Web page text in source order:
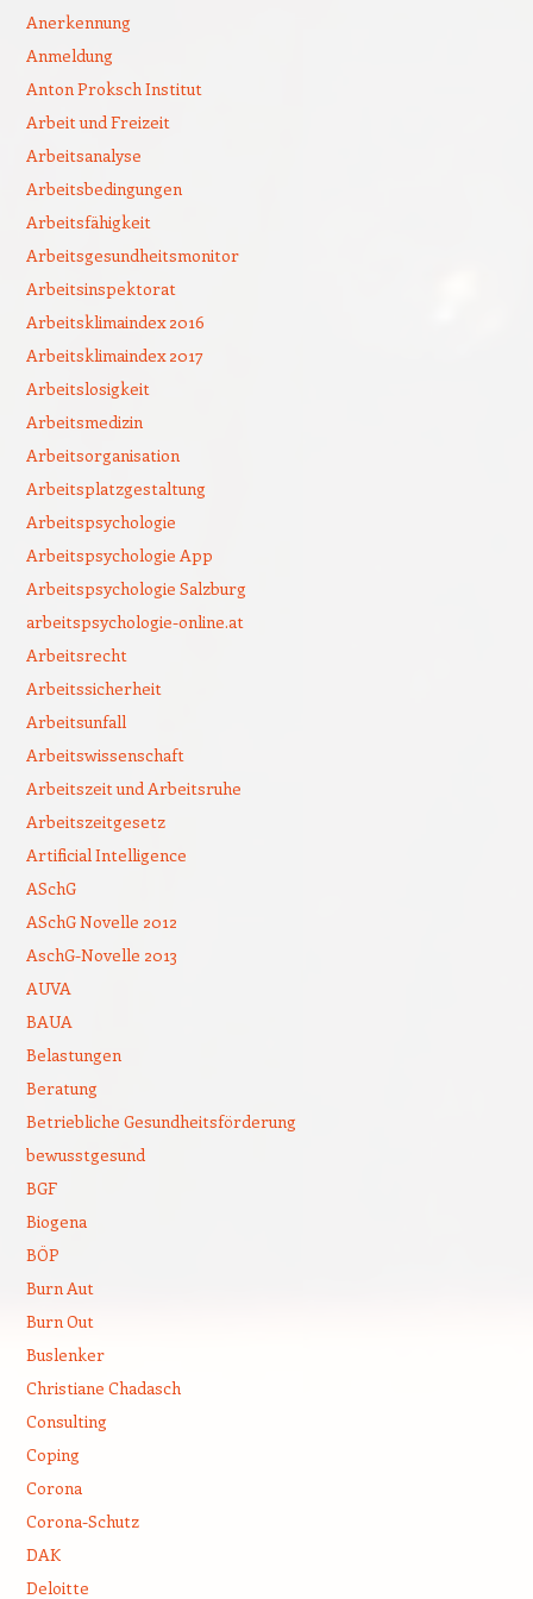
Anerkennung
Anmeldung
Anton Proksch Institut
Arbeit und Freizeit
Arbeitsanalyse
Arbeitsbedingungen
Arbeitsfähigkeit
Arbeitsgesundheitsmonitor
Arbeitsinspektorat
Arbeitsklimaindex 2016
Arbeitsklimaindex 2017
Arbeitslosigkeit
Arbeitsmedizin
Arbeitsorganisation
Arbeitsplatzgestaltung
Arbeitspsychologie
Arbeitspsychologie App
Arbeitspsychologie Salzburg
arbeitspsychologie-online.at
Arbeitsrecht
Arbeitssicherheit
Arbeitsunfall
Arbeitswissenschaft
Arbeitszeit und Arbeitsruhe
Arbeitszeitgesetz
Artificial Intelligence
ASchG
ASchG Novelle 2012
AschG-Novelle 2013
AUVA
BAUA
Belastungen
Beratung
Betriebliche Gesundheitsförderung
bewusstgesund
BGF
Biogena
BÖP
Burn Aut
Burn Out
Buslenker
Christiane Chadasch
Consulting
Coping
Corona
Corona-Schutz
DAK
Deloitte